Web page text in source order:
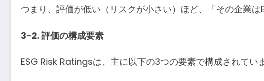
つまり、評価が低い（リスクが小さい）ほど、「その企業
3-2. 評価の構成要素
ESG Risk Ratingsは、主に以下の3つの要素で構成されていま